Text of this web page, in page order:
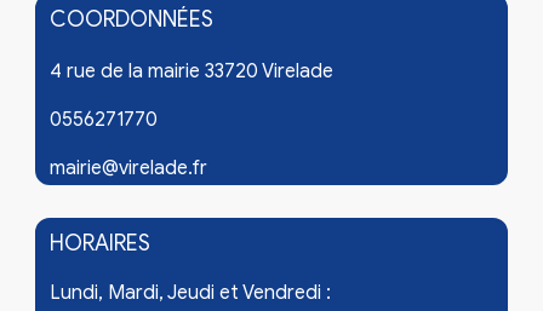
COORDONNÉES
4 rue de la mairie 33720 Virelade
0556271770
mairie@virelade.fr
HORAIRES
Lundi, Mardi, Jeudi et Vendredi :